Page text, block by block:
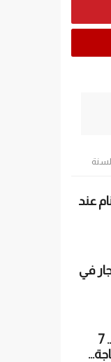
عند
في
صيفك ممتع بأقل ميزانية.. 7